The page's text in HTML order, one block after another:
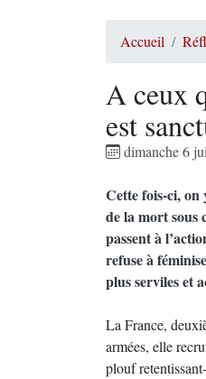
Accueil
A ceux
est
dimanche 6
Cette fois-ci, on
de la mort sous
passent à
refuse à
plus serviles et
La France,
armées, elle
plouf